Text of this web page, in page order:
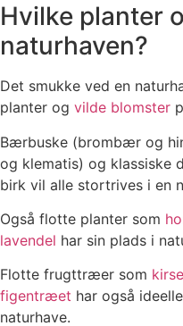
Hvilke planter
naturhaven?
Det smukke ved en
planter og vilde blomster
Bærbuske (brombær og
og klematis) og klassiske
birk vil alle stortrives i en
Også flotte planter som
lavendel har sin plads i
Flotte frugttræer som
figentræet har også
naturhave.